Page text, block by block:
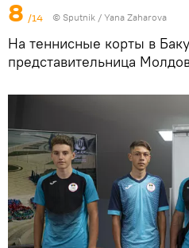
8 /14 © Sputnik / Yana Zaharova
На теннисные корты в
представительница